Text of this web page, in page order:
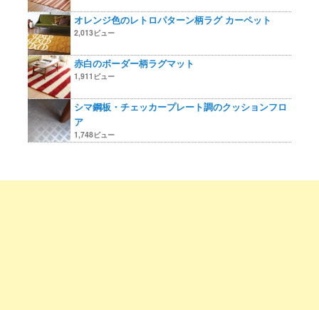
オレンジ色のレトロパターン柄ラグ カーペット
2,013ビュー
赤白のボーダー柄ラグマット
1,911ビュー
シマ鋼板・チェッカープレート調のクッションフロ
ア
1,748ビュー